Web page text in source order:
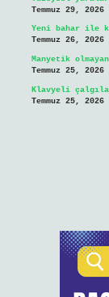
Temmuz 29, 2026
Yeni bahar ile
Temmuz 26, 2026
Manyetik
Temmuz 25, 2026
Klavyeli
Temmuz 25, 2026